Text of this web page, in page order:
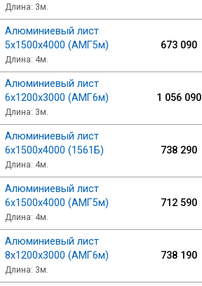
Длина: 3м.
Алюминиевый лист
5х1500х4000 (АМГ5м)
Длина: 4м.
673 090
Алюминиевый лист
6х1200х3000 (АМГ6м)
Длина: 3м.
1 056 090
Алюминиевый лист
6х1500х4000 (1561Б)
Длина: 4м.
738 290
Алюминиевый лист
6х1500х4000 (АМГ5м)
Длина: 4м.
712 590
Алюминиевый лист
8х1200х3000 (АМГ6м)
Длина: 3м.
738 190